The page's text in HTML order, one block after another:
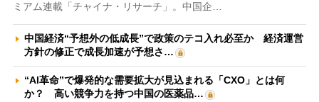
ミアム連載「チャイナ・リサーチ」。中国企…
中国経済“予想外の低成長”で政策のテコ入れ必至か 経済運営
方針の修正で成長加速が予想さ…
“AI革命”で爆発的な需要拡大が見込まれる「CXO」とは何
か？ 高い競争力を持つ中国の医薬品…